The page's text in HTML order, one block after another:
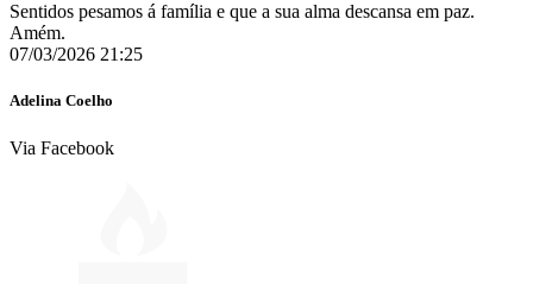
Sentidos pesamos á família e que a sua alma descansa em paz.
Amém.
07/03/2026 21:25
Adelina Coelho
Via Facebook